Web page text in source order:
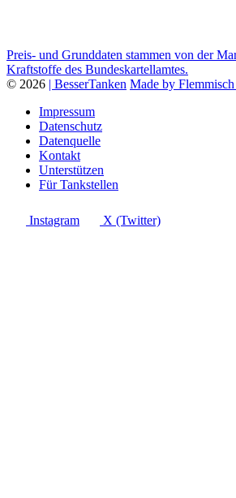
Preis- und Grunddaten stammen von der
Kraftstoffe des Bundeskartellamtes.
© 2026 | BesserTanken Made by
Impressum
Datenschutz
Datenquelle
Kontakt
Unterstützen
Für Tankstellen
Instagram X (Twitter)